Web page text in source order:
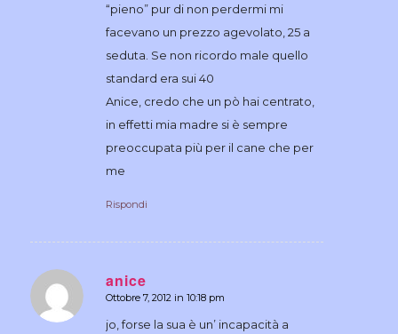
“pieno” pur di non perdermi mi
facevano un prezzo agevolato, 25 a
seduta. Se non ricordo male quello
standard era sui 40
Anice, credo che un pò hai centrato,
in effetti mia madre si è sempre
preoccupata più per il cane che per
me
Rispondi
anice
dice:
Ottobre 7, 2012 in 10:18 pm
jo, forse la sua è un’ incapacità a